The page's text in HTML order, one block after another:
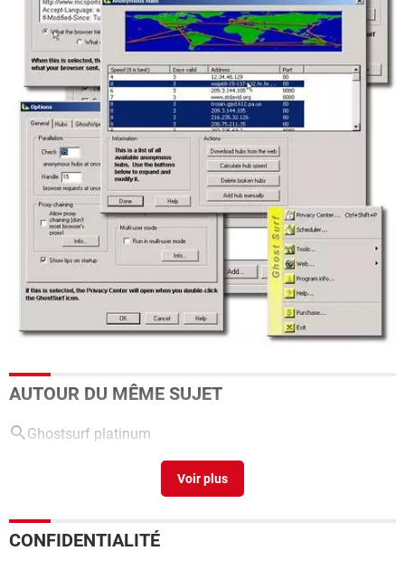
AUTOUR DU MÊME SUJET
Ghostsurf platinum
> Télécharger - Confidentialité
CONFIDENTIALITÉ